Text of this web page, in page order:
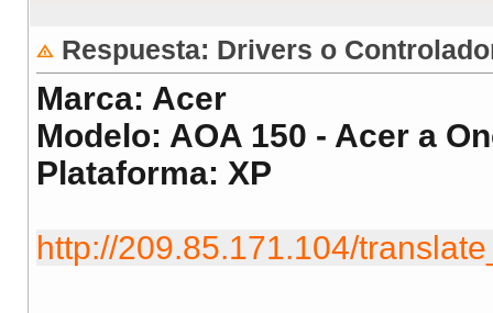
Respuesta: Drivers o
Marca: Acer
Modelo: AOA 150 - Acer a
Plataforma: XP
http://209.85.171.104/